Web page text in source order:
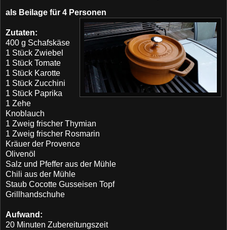
als Beilage für 4 Personen
Zutaten:
400 g Schafskäse
1 Stück Zwiebel
1 Stück Tomate
1 Stück Karotte
1 Stück Zucchini
1 Stück Paprika
1 Zehe
Knoblauch
1 Zweig frischer Thymian
1 Zweig frischer Rosmarin
Kräuer der Provence
Olivenöl
Salz und Pfeffer aus der Mühle
Chili aus der Mühle
Staub Cocotte Gusseisen Topf
Grillhandschuhe
Aufwand:
20 Minuten Zubereitungszeit